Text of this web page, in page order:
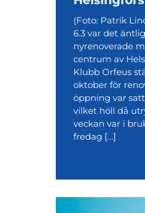
(Foto: Patrik
6.3 var det
nyrenoverade
centrum av
Klubb Orfeus
oktober för
öppning var
vilket höll då
veckan var i
fredag […]